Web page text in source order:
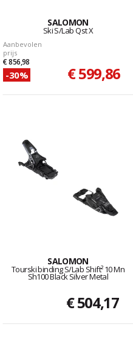
SALOMON
Ski S/Lab Qst X
Aanbevolen
prijs
€ 856,98
-30% € 599,86
SALOMON
Tourski binding S/Lab Shift² 10 Mn
Sh100 Black Silver Metal
€ 504,17